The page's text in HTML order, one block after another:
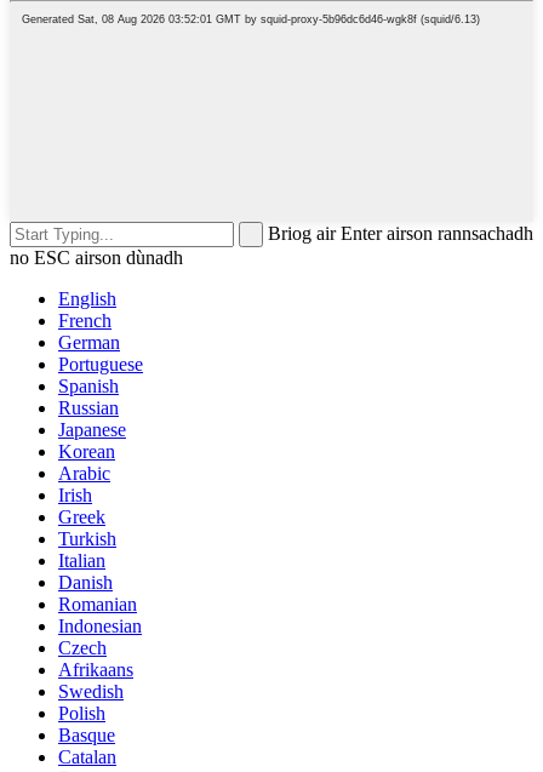
Briog air Enter airson rannsachadh
no ESC airson dùnadh
English
French
German
Portuguese
Spanish
Russian
Japanese
Korean
Arabic
Irish
Greek
Turkish
Italian
Danish
Romanian
Indonesian
Czech
Afrikaans
Swedish
Polish
Basque
Catalan